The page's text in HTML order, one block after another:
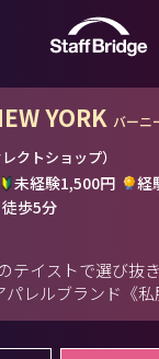
YORK バーニ
レクトショップ）
未経験1,500円
経
歩5分
テイストで選び抜
レルブランド《私